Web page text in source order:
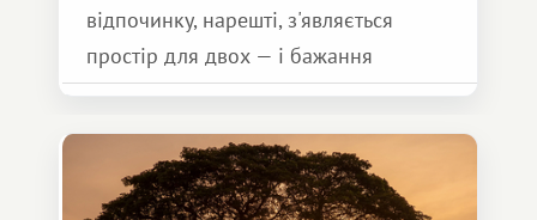
відпочинку, нарешті, з'являється
простір для двох — і бажання
зробити для близької людини щось
особливе. Не обов'язково масштабне,
але тепле і незабутнє :)